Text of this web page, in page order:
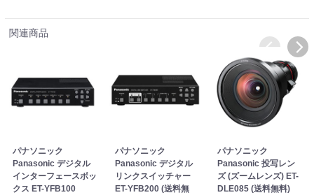
関連商品
パナソニック
Panasonic デジタル
インターフェースボッ
クス ET-YFB100
パナソニック
Panasonic デジタル
リンクスイッチャー
ET-YFB200 (送料無
パナソニック
Panasonic 投写レン
ズ (ズームレンズ) ET-
DLE085 (送料無料)